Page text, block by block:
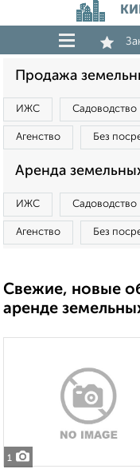
Продажа
ИЖС Садоводство
Агенство Без
Аренда
ИЖС Садоводство
Агенство Без
Свежие, новые
аренде
1